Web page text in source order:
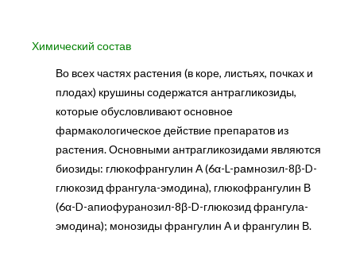
Химический состав
Во всех частях растения (в коре, листьях, почках и
плодах) крушины содержатся антрагликозиды,
которые обусловливают основное
фармакологическое действие препаратов из
растения. Основными антрагликозидами являются
биозиды: глюкофрангулин А (6α-L-рамнозил-8β-D-
глюкозид франгула-эмодина), глюкофрангулин В
(6α-D-апиофуранозил-8β-D-глюкозид франгула-
эмодина); монозиды франгулин А и франгулин В.